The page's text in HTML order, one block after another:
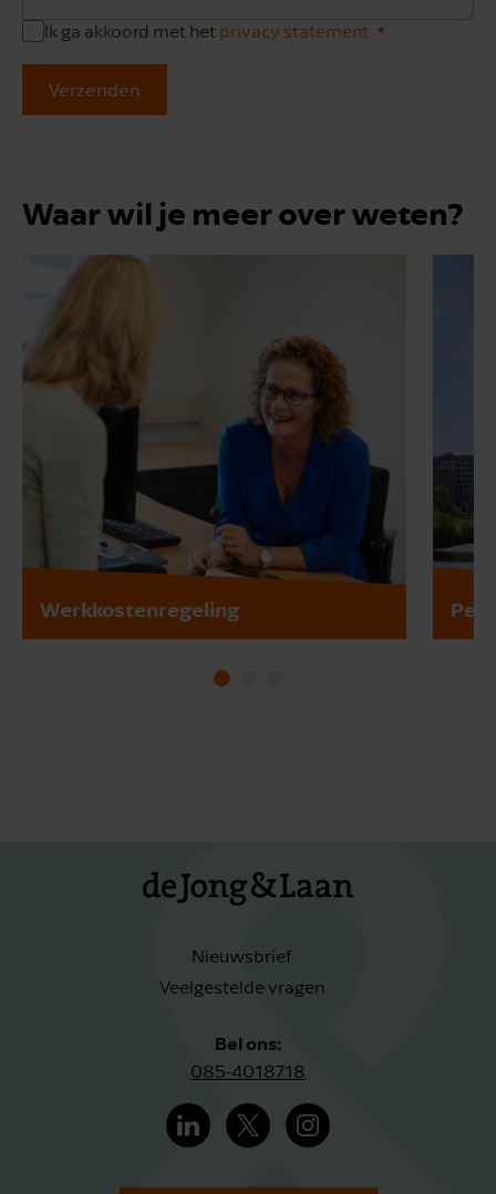
Ik ga akkoord met het privacy statement
Verzenden
Waar wil je meer over weten?
Werkkostenregeling
Nieuwsbrief
Veelgestelde vragen
Bel ons:
085-4018718